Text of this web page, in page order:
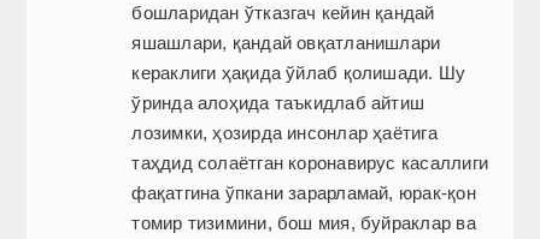
бошларидан ўтказгач кейин қандай
яшашлари, қандай овқатланишлари
кераклиги ҳақида ўйлаб қолишади. Шу
ўринда алоҳида таъкидлаб айтиш
лозимки, ҳозирда инсонлар ҳаётига
таҳдид солаётган коронавирус касаллиги
фақатгина ўпкани зарарламай, юрак-қон
томир тизимини, бош мия, буйраклар ва